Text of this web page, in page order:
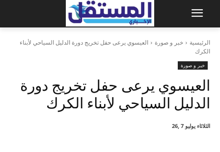
الرئيسية خبر و صورة
العيسوي يرعى حفل تخريج دورة الدليل السياحي لأبناء
الكرك
خبر و صورة
العيسوي يرعى حفل تخريج دورة
الدليل السياحي لأبناء الكرك
الثلاثاء يوليو 7 ,26